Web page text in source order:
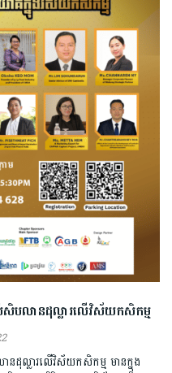
បលានដុល្លារលើវិស័យកសិកម្ម
ដុល្លារលើវិស័យកសិកម្ម មានក្នុង